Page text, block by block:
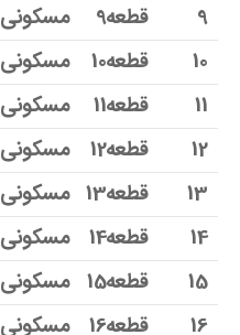
9
قطعه9 مسکونی
10
قطعه10 مسکونی
11
قطعه11 مسکونی
12
قطعه12 مسکونی
13
قطعه13 مسکونی
14
قطعه14 مسکونی
15
قطعه15 مسکونی
16
قطعه16 مسکونی